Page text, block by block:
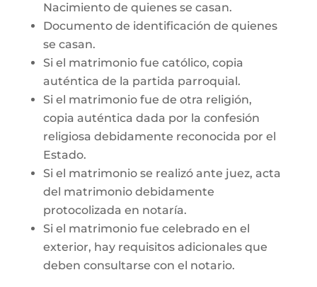
Nacimiento de quienes se casan.
Documento de identificación de quienes
se casan.
Si el matrimonio fue católico, copia
auténtica de la partida parroquial.
Si el matrimonio fue de otra religión,
copia auténtica dada por la confesión
religiosa debidamente reconocida por el
Estado.
Si el matrimonio se realizó ante juez, acta
del matrimonio debidamente
protocolizada en notaría.
Si el matrimonio fue celebrado en el
exterior, hay requisitos adicionales que
deben consultarse con el notario.